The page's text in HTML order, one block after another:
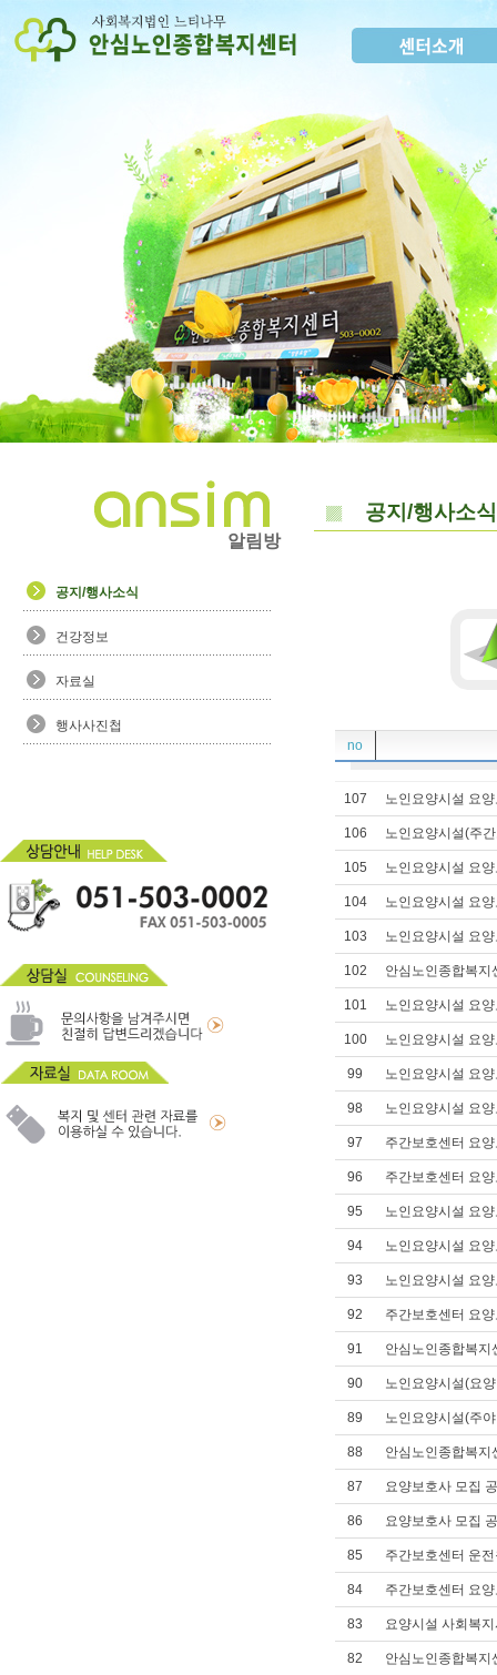
알림방
공지/행사소식
건강정보
자료실
행사사진첩
공지/행사소식
no
107 노인요양시설 요
106 노인요양시설(주
105 노인요양시설 요
104 노인요양시설 요
103 노인요양시설 요
102 안심노인종합복지
101 노인요양시설 요
100 노인요양시설 요
99 노인요양시설 요
98 노인요양시설 요
97 주간보호센터 요
96 주간보호센터 요
95 노인요양시설 요
94 노인요양시설 요
93 노인요양시설 요
92 주간보호센터 요
91 안심노인종합복지
90 노인요양시설(요
89 노인요양시설(주
88 안심노인종합복지
87 요양보호사 모집
86 요양보호사 모집
85 주간보호센터 운
84 주간보호센터 요
83 요양시설 사회복
82 안심노인종합복지